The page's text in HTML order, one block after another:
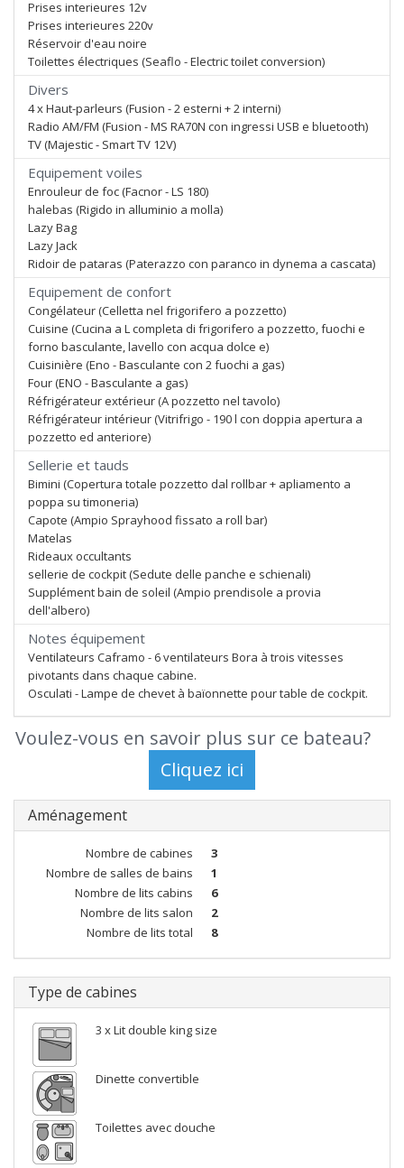
Prises interieures 12v
Prises interieures 220v
Réservoir d'eau noire
Toilettes électriques (Seaflo - Electric toilet conversion)
Divers
4 x Haut-parleurs (Fusion - 2 esterni + 2 interni)
Radio AM/FM (Fusion - MS RA70N con ingressi USB e bluetooth)
TV (Majestic - Smart TV 12V)
Equipement voiles
Enrouleur de foc (Facnor - LS 180)
halebas (Rigido in alluminio a molla)
Lazy Bag
Lazy Jack
Ridoir de pataras (Paterazzo con paranco in dynema a cascata)
Equipement de confort
Congélateur (Celletta nel frigorifero a pozzetto)
Cuisine (Cucina a L completa di frigorifero a pozzetto, fuochi e
forno basculante, lavello con acqua dolce e)
Cuisinière (Eno - Basculante con 2 fuochi a gas)
Four (ENO - Basculante a gas)
Réfrigérateur extérieur (A pozzetto nel tavolo)
Réfrigérateur intérieur (Vitrifrigo - 190 l con doppia apertura a
pozzetto ed anteriore)
Sellerie et tauds
Bimini (Copertura totale pozzetto dal rollbar + apliamento a
poppa su timoneria)
Capote (Ampio Sprayhood fissato a roll bar)
Matelas
Rideaux occultants
sellerie de cockpit (Sedute delle panche e schienali)
Supplément bain de soleil (Ampio prendisole a provia
dell'albero)
Notes équipement
Ventilateurs Caframo - 6 ventilateurs Bora à trois vitesses
pivotants dans chaque cabine.
Osculati - Lampe de chevet à baïonnette pour table de cockpit.
Voulez-vous en savoir plus sur ce bateau?
Aménagement
Nombre de cabines
3
Nombre de salles de bains
1
Nombre de lits cabins
6
Nombre de lits salon
2
Nombre de lits total
8
Type de cabines
3 x Lit double king size
Dinette convertible
Toilettes avec douche